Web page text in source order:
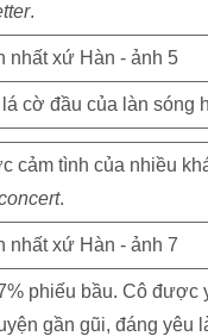
.
cờ đầu của làn sóng
cảm tình của nhiều
.
phiếu bầu. Cô được
gần gũi, đáng yêu